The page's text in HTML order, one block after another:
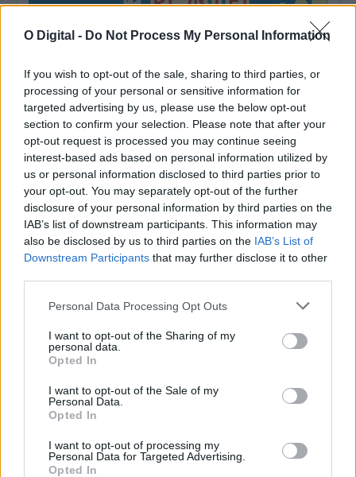
O Digital - Do Not Process My Personal Information
If you wish to opt-out of the sale, sharing to third parties, or
processing of your personal or sensitive information for
targeted advertising by us, please use the below opt-out
section to confirm your selection. Please note that after your
opt-out request is processed you may continue seeing
interest-based ads based on personal information utilized by
us or personal information disclosed to third parties prior to
your opt-out. You may separately opt-out of the further
disclosure of your personal information by third parties on the
IAB’s list of downstream participants. This information may
also be disclosed by us to third parties on the IAB’s List of
Downstream Participants that may further disclose it to other
Personal Data Processing Opt Outs
I want to opt-out of the Sharing of my
personal data.
Opted In
I want to opt-out of the Sale of my
Personal Data.
Opted In
I want to opt-out of processing my
Personal Data for Targeted Advertising.
Opted In
Portel recebe Colômbia e Polinésia Francesa no Festival
Internacional de Folclore
O XXVIII Festival Internacional de Folclore termina este domingo, 9
de agosto, em Portel,...
9 Agosto, 2026 - 11:00
Reguengos de Monsaraz: Daniela Mercury atua na ExpoReg
2026 e bilhetes já estão à venda
Os bilhetes para o concerto de Daniela Mercury na ExpoReg 2026,
em Reguengos de...
8 Agosto, 2026 - 17:00